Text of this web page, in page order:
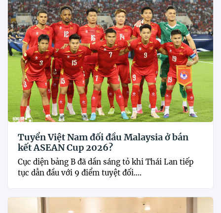
Tuyển Việt Nam đối đầu Malaysia ở bán
kết ASEAN Cup 2026?
Cục diện bảng B đã dần sáng tỏ khi Thái Lan tiếp
tục dẫn đầu với 9 điểm tuyệt đối....